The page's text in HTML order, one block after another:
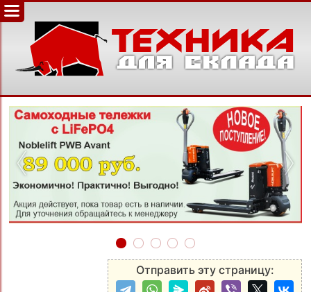
‹ ›
Отправить эту страницу: